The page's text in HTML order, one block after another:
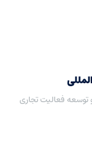
توسعه فعالیت تجاری